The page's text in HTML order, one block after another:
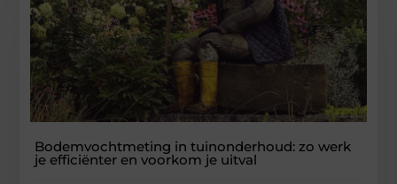
Bodemvochtmeting in tuinonderhoud: zo werk
je efficiënter en voorkom je uitval